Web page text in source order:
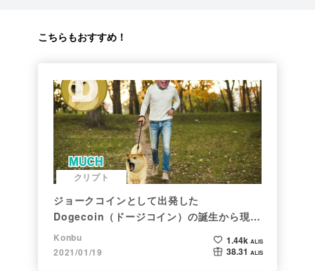
こちらもおすすめ！
クリプト
ジョークコインとして出発した
Dogecoin（ドージコイン）の誕生から現在
まで。注目される非証券性🐶
Konbu
2021/01/19
1.44k ALIS
38.31 ALIS